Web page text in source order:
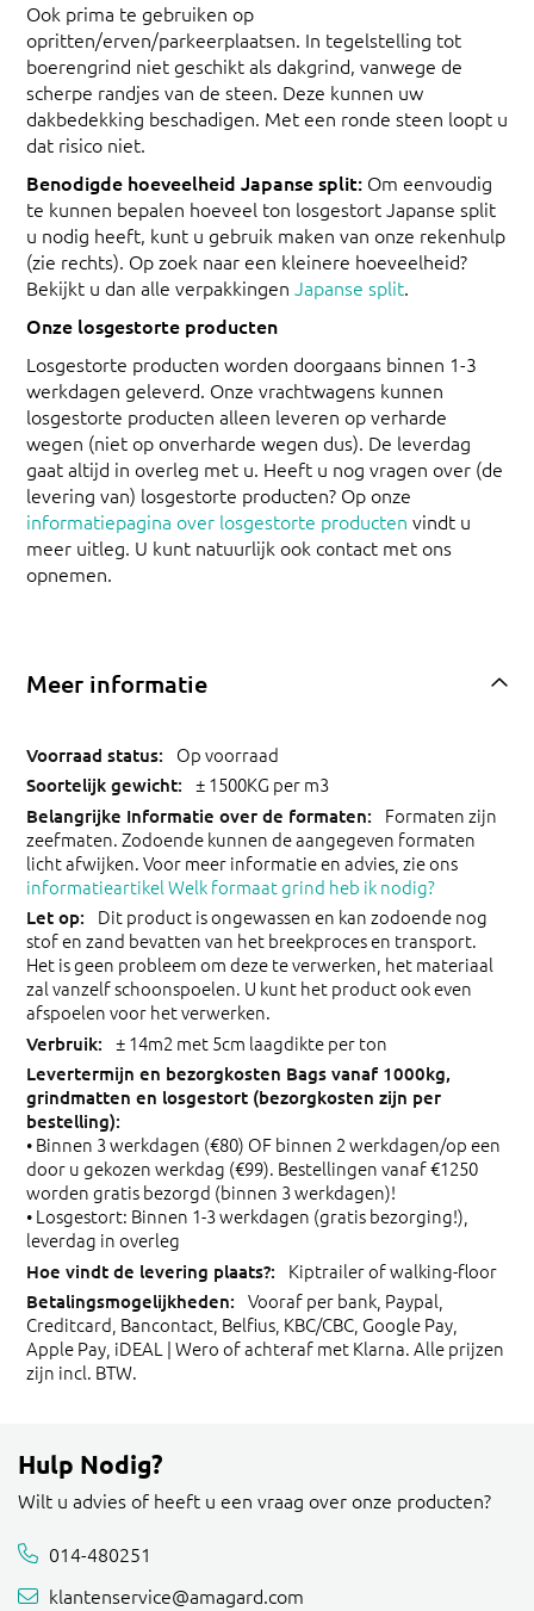
Ook prima te gebruiken op
opritten/erven/parkeerplaatsen. In tegelstelling tot
boerengrind niet geschikt als dakgrind, vanwege de
scherpe randjes van de steen. Deze kunnen uw
dakbedekking beschadigen. Met een ronde steen loopt u
dat risico niet.
Benodigde hoeveelheid Japanse split: Om eenvoudig
te kunnen bepalen hoeveel ton losgestort Japanse split
u nodig heeft, kunt u gebruik maken van onze rekenhulp
(zie rechts). Op zoek naar een kleinere hoeveelheid?
Bekijkt u dan alle verpakkingen Japanse split.
Onze losgestorte producten
Losgestorte producten worden doorgaans binnen 1-3
werkdagen geleverd. Onze vrachtwagens kunnen
losgestorte producten alleen leveren op verharde
wegen (niet op onverharde wegen dus). De leverdag
gaat altijd in overleg met u. Heeft u nog vragen over (de
levering van) losgestorte producten? Op onze
informatiepagina over losgestorte producten vindt u
meer uitleg. U kunt natuurlijk ook contact met ons
opnemen.
Meer informatie
Op voorraad
± 1500KG per m3
Formaten zijn
zeefmaten. Zodoende kunnen de aangegeven formaten
licht afwijken. Voor meer informatie en advies, zie ons
informatieartikel Welk formaat grind heb ik nodig?
Dit product is ongewassen en kan zodoende nog
stof en zand bevatten van het breekproces en transport.
Het is geen probleem om deze te verwerken, het materiaal
zal vanzelf schoonspoelen. U kunt het product ook even
afspoelen voor het verwerken.
± 14m2 met 5cm laagdikte per ton
• Binnen 3 werkdagen (€80) OF binnen 2 werkdagen/op een
door u gekozen werkdag (€99). Bestellingen vanaf €1250
worden gratis bezorgd (binnen 3 werkdagen)!
• Losgestort: Binnen 1-3 werkdagen (gratis bezorging!),
leverdag in overleg
Kiptrailer of walking-floor
Vooraf per bank, Paypal,
Creditcard, Bancontact, Belfius, KBC/CBC, Google Pay,
Apple Pay, iDEAL | Wero of achteraf met Klarna. Alle prijzen
zijn incl. BTW.
Hulp Nodig?
Wilt u advies of heeft u een vraag over onze producten?
014-480251
klantenservice@amagard.com